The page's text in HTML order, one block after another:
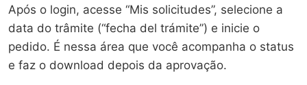
Após o login, acesse “Mis solicitudes”, selecione a
data do trâmite (“fecha del trámite”) e inicie o
pedido. É nessa área que você acompanha o status
e faz o download depois da aprovação.